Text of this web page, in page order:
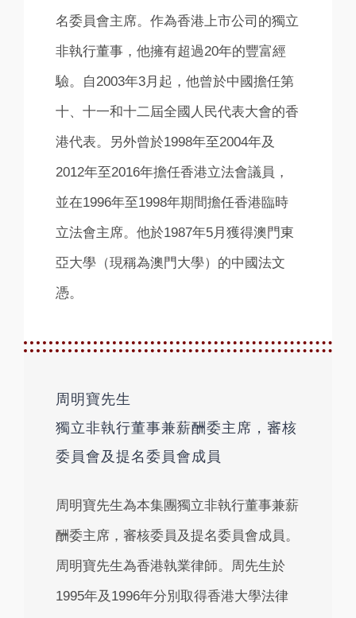
名委員會主席。作為香港上市公司的獨立
非執行董事，他擁有超過20年的豐富經
驗。自2003年3月起，他曾於中國擔任第
十、十一和十二屆全國人民代表大會的香
港代表。另外曾於1998年至2004年及
2012年至2016年擔任香港立法會議員，
並在1996年至1998年期間擔任香港臨時
立法會主席。他於1987年5月獲得澳門東
亞大學（現稱為澳門大學）的中國法文
憑。
周明寶先生
獨立非執行董事兼薪酬委主席，審核
委員會及提名委員會成員
周明寶先生為本集團獨立非執行董事兼薪
酬委主席，審核委員及提名委員會成員。
周明寶先生為香港執業律師。周先生於
1995年及1996年分別取得香港大學法律